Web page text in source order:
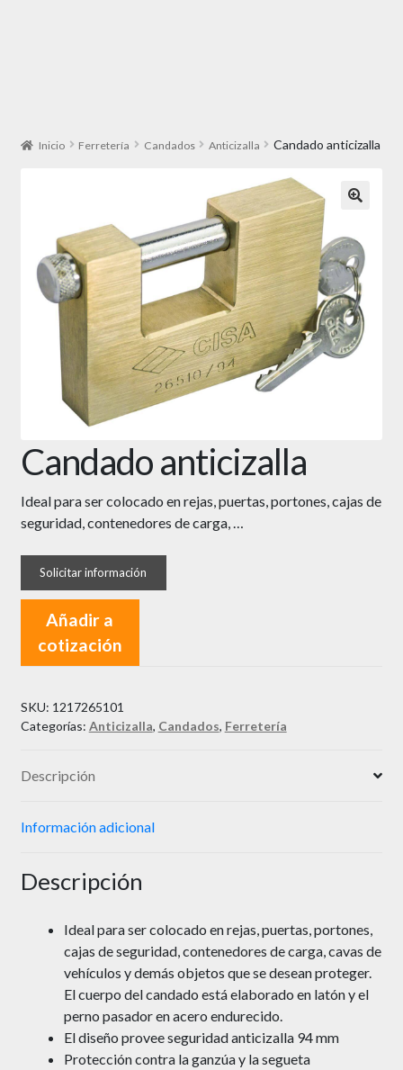
Inicio Ferretería Candados Anticizalla Candado anticizalla
Candado anticizalla
Ideal para ser colocado en rejas, puertas, portones, cajas de
seguridad, contenedores de carga, …
Añadir a
cotización
SKU: 1217265101
Categorías: Anticizalla, Candados, Ferretería
Descripción
Información adicional
Descripción
Ideal para ser colocado en rejas, puertas, portones,
cajas de seguridad, contenedores de carga, cavas de
vehículos y demás objetos que se desean proteger.
El cuerpo del candado está elaborado en latón y el
perno pasador en acero endurecido.
El diseño provee seguridad anticizalla 94 mm
Protección contra la ganzúa y la segueta